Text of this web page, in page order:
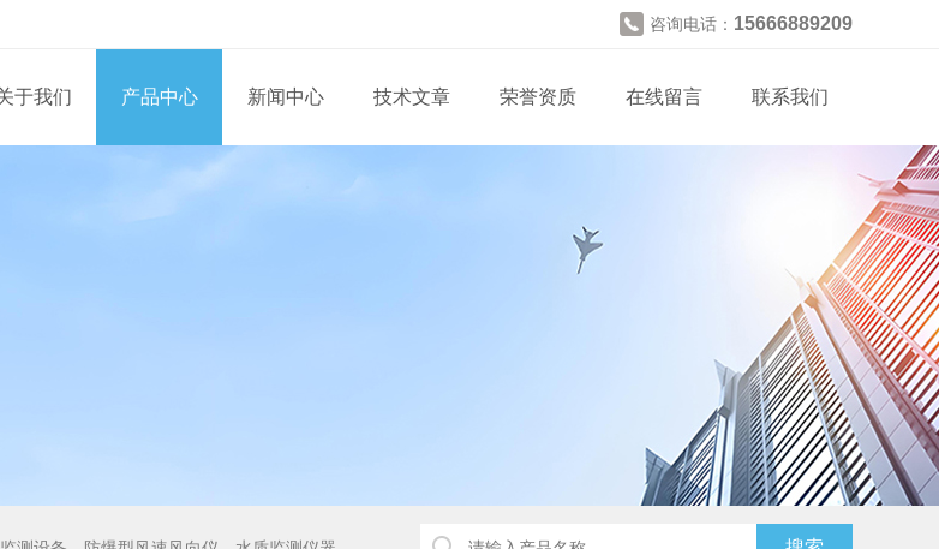
咨询电话： 15666889209
于我们 产品中心 新闻中心 技术文章 荣誉资质 在线留言 联系我们